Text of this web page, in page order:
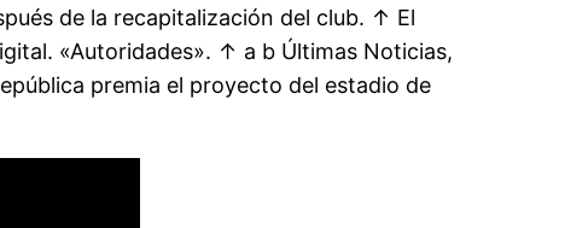
de la recapitalización del club. ↑ El
«Autoridades». ↑ a b Últimas Noticias,
premia el proyecto del estadio de